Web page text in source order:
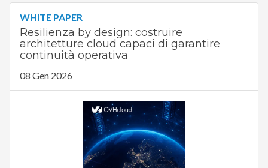
WHITE PAPER
Resilienza by design: costruire
architetture cloud capaci di garantire
continuità operativa
08 Gen 2026